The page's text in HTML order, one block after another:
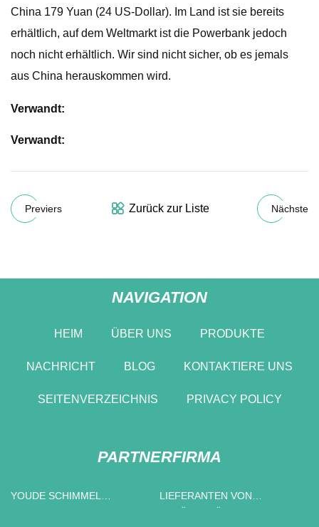
China 179 Yuan (24 US-Dollar). Im Land ist sie bereits
erhältlich, auf dem Weltmarkt ist die Powerbank jedoch
noch nicht erhältlich. Wir sind nicht sicher, ob es jemals
aus China herauskommen wird.
Verwandt:
Verwandt:
Previers Zurück zur Liste Nächste
NAVIGATION
HEIM ÜBER UNS PRODUKTE
NACHRICHT BLOG KONTAKTIERE UNS
SEITENVERZEICHNIS PRIVACY POLICY
PARTNERFIRMA
YOUDE SCHIMMEL
LIEFERANTEN VON